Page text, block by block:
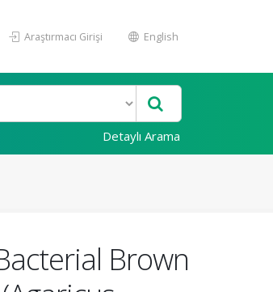
Araştırmacı Girişi English
Detaylı Arama
Brown